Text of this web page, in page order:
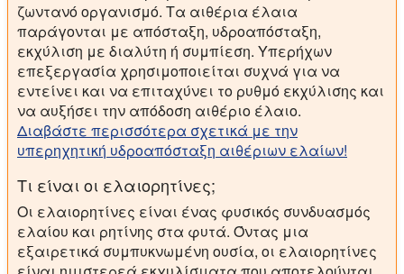
ζωντανό οργανισμό. Τα αιθέρια έλαια
παράγονται με απόσταξη, υδροαπόσταξη,
εκχύλιση με διαλύτη ή συμπίεση. Υπερήχων
επεξεργασία χρησιμοποιείται συχνά για να
εντείνει και να επιταχύνει το ρυθμό εκχύλισης και
να αυξήσει την απόδοση αιθέριο έλαιο.
Διαβάστε περισσότερα σχετικά με την
υπερηχητική υδροαπόσταξη αιθέριων ελαίων!
Τι είναι οι ελαιορητίνες;
Οι ελαιορητίνες είναι ένας φυσικός συνδυασμός
ελαίου και ρητίνης στα φυτά. Όντας μια
εξαιρετικά συμπυκνωμένη ουσία, οι ελαιορητίνες